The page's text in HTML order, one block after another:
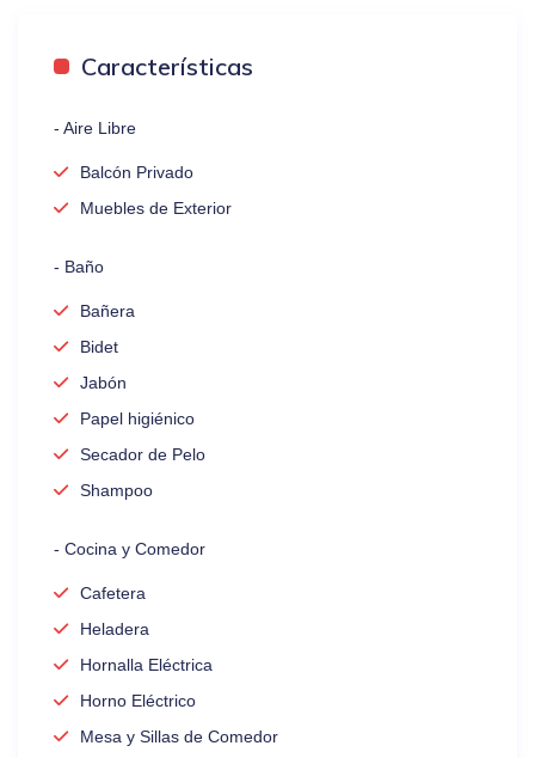
Características
- Aire Libre
Balcón Privado
Muebles de Exterior
- Baño
Bañera
Bidet
Jabón
Papel higiénico
Secador de Pelo
Shampoo
- Cocina y Comedor
Cafetera
Heladera
Hornalla Eléctrica
Horno Eléctrico
Mesa y Sillas de Comedor